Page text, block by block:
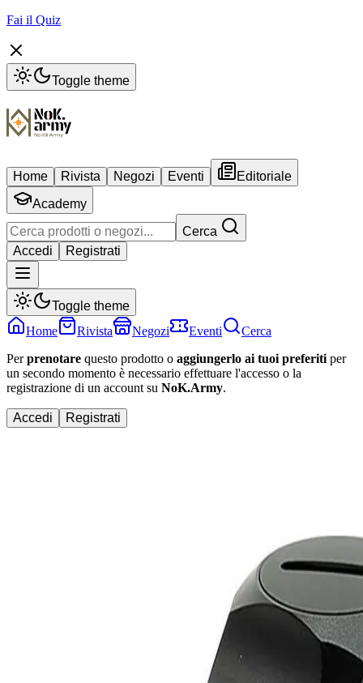
Fai il Quiz
Toggle theme
Home Rivista Negozi Eventi
Editoriale
Academy
Cerca
Accedi
Registrati
Toggle theme
Home
Rivista Negozi Eventi
Cerca
Perprenotare questo prodotto o aggiungerlo ai tuoi preferiti per
un secondo momento è necessario effettuare l'accesso o la
registrazione di un account su NoK.Army.
Accedi Registrati